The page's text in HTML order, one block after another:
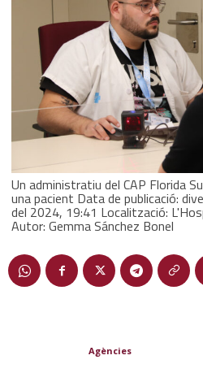
Un administratiu del CAP Florida
una pacient Data de publicació:
del 2024, 19:41 Localització:
Autor: Gemma Sánchez Bonel
Agències